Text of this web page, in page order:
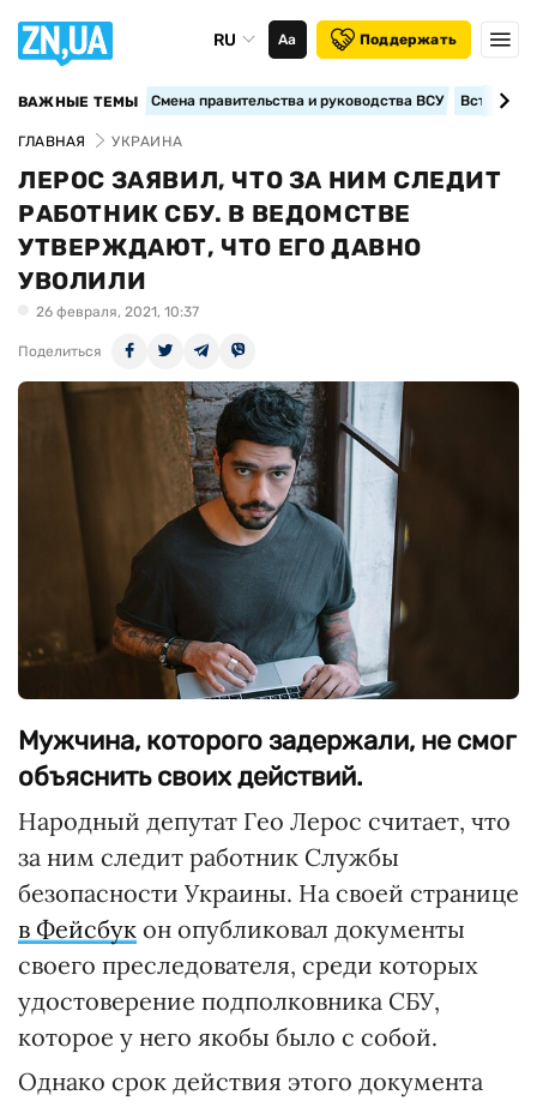
RU Аа Поддержать
ВАЖНЫЕ ТЕМЫ Смена правительства и руководства ВСУ
ГЛАВНАЯ УКРАИНА
ЛЕРОС ЗАЯВИЛ, ЧТО ЗА НИМ СЛЕДИТ
РАБОТНИК СБУ. В ВЕДОМСТВЕ
УТВЕРЖДАЮТ, ЧТО ЕГО ДАВНО
УВОЛИЛИ
26 февраля, 2021, 10:37
Поделиться
Мужчина, которого задержали, не смог
объяснить своих действий.
Народный депутат Гео Лерос считает, что
за ним следит работник Службы
безопасности Украины. На своей странице
в Фейсбук он опубликовал документы
своего преследователя, среди которых
удостоверение подполковника СБУ,
которое у него якобы было с собой.
Однако срок действия этого документа